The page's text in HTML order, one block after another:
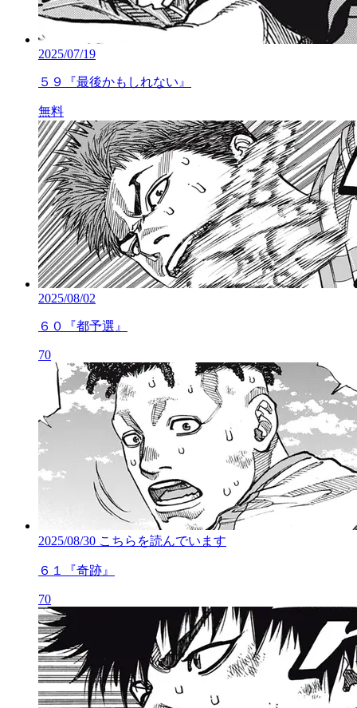
2025/07/19
５９『最後かもしれない』
無料
2025/08/02
６０『都予選』
70
2025/08/30 こちらを読んでいます
６１『奇跡』
70